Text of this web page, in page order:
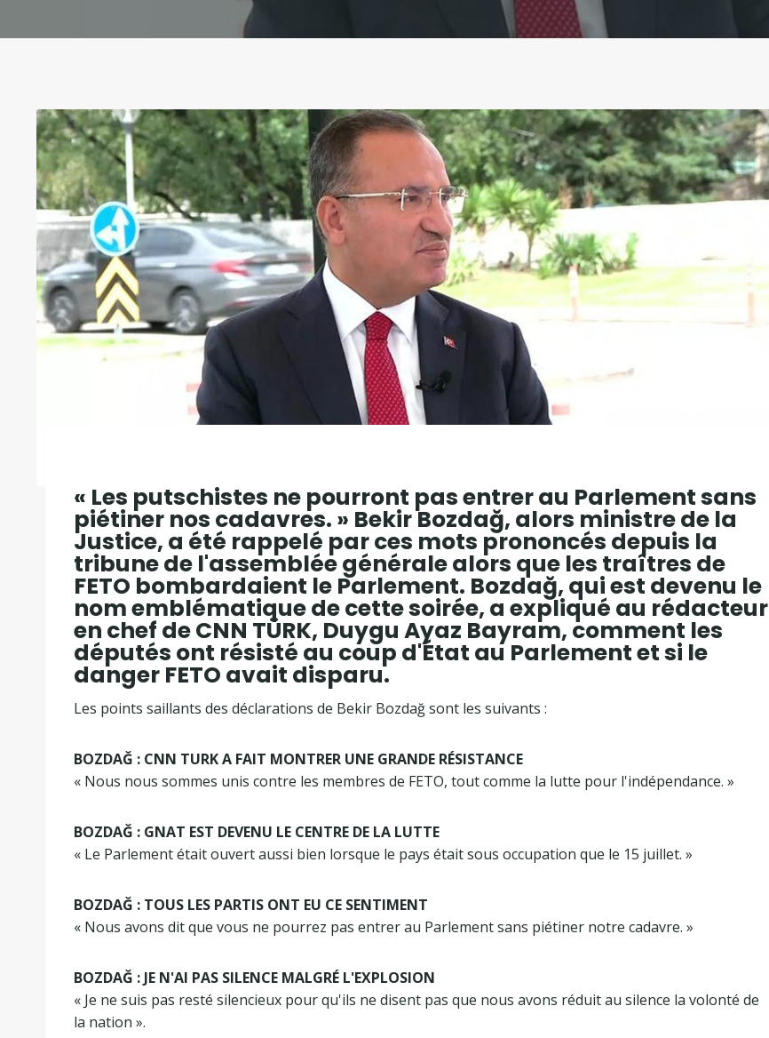
« Les putschistes ne pourront pas entrer au Parlement sans
piétiner nos cadavres. » Bekir Bozdağ, alors ministre de la
Justice, a été rappelé par ces mots prononcés depuis la
tribune de l'assemblée générale alors que les traîtres de
FETO bombardaient le Parlement. Bozdağ, qui est devenu le
nom emblématique de cette soirée, a expliqué au rédacteur
en chef de CNN TÜRK, Duygu Ayaz Bayram, comment les
députés ont résisté au coup d'État au Parlement et si le
danger FETO avait disparu.
Les points saillants des déclarations de Bekir Bozdağ sont les suivants :
BOZDAĞ : CNN TURK A FAIT MONTRER UNE GRANDE RÉSISTANCE
« Nous nous sommes unis contre les membres de FETO, tout comme la lutte pour l'indépendance. »
BOZDAĞ : GNAT EST DEVENU LE CENTRE DE LA LUTTE
« Le Parlement était ouvert aussi bien lorsque le pays était sous occupation que le 15 juillet. »
BOZDAĞ : TOUS LES PARTIS ONT EU CE SENTIMENT
« Nous avons dit que vous ne pourrez pas entrer au Parlement sans piétiner notre cadavre. »
BOZDAĞ : JE N'AI PAS SILENCE MALGRÉ L'EXPLOSION
« Je ne suis pas resté silencieux pour qu'ils ne disent pas que nous avons réduit au silence la volonté de
la nation ».